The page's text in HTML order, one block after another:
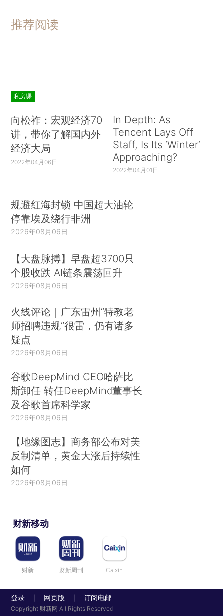
推荐阅读
私房课
向松祚：宏观经济70
讲，带你了解国内外
经济大局
2022年04月06日
In Depth: As
Tencent Lays Off
Staff, Is Its ‘Winter’
Approaching?
2022年04月01日
规避红海封锁 中国超大油轮
停靠埃及绕行非洲
2026年08月06日
【大盘脉搏】早盘超3700只
个股收跌 AI链条震荡回升
2026年08月06日
火线评论｜广东雷州“特教老
师招聘违规”很雷，仍有诸多
疑点
2026年08月06日
谷歌DeepMind CEO哈萨比
斯卸任 转任DeepMind董事长
及谷歌首席科学家
2026年08月06日
【地缘图志】商务部公布对美
反制清单，黄金大涨后持续性
如何
2026年08月06日
财新移动
财新 财新周刊 Caixin
登录 网页版 订阅电邮
Copyright 财新网 All Rights Reserved